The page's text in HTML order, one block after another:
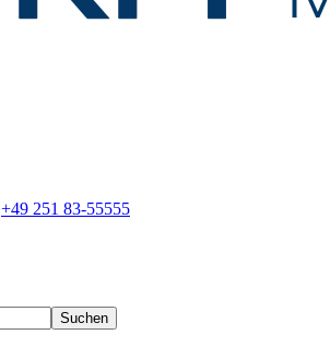
+49 251 83-55555
Suchen